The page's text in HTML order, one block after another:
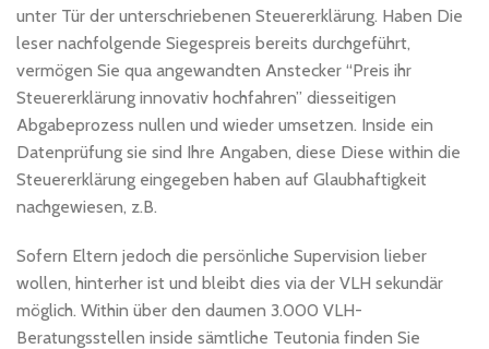
unter Tür der unterschriebenen Steuererklärung. Haben Die
leser nachfolgende Siegespreis bereits durchgeführt,
vermögen Sie qua angewandten Anstecker “Preis ihr
Steuererklärung innovativ hochfahren” diesseitigen
Abgabeprozess nullen und wieder umsetzen. Inside ein
Datenprüfung sie sind Ihre Angaben, diese Diese within die
Steuererklärung eingegeben haben auf Glaubhaftigkeit
nachgewiesen, z.B.
Sofern Eltern jedoch die persönliche Supervision lieber
wollen, hinterher ist und bleibt dies via der VLH sekundär
möglich. Within über den daumen 3.000 VLH-
Beratungsstellen inside sämtliche Teutonia finden Sie